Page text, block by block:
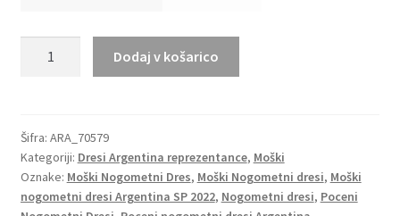
Domači
SP
2022
Kratek
Dodaj v košarico
Šifra: ARA_70579
Kategoriji: Dresi Argentina reprezentance, Moški
Oznake: Moški Nogometni Dres, Moški Nogometni dresi, Moški
nogometni dresi Argentina SP 2022, Nogometni dresi, Poceni